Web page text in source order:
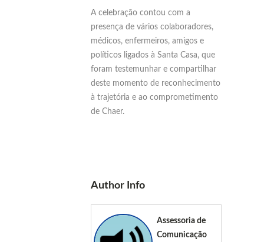
A celebração contou com a
presença de vários colaboradores,
médicos, enfermeiros, amigos e
políticos ligados à Santa Casa, que
foram testemunhar e compartilhar
deste momento de reconhecimento
à trajetória e ao comprometimento
de Chaer.
Author Info
Assessoria de
Comunicação